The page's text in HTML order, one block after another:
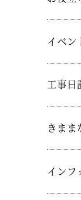
イベン
工事日
きまま
インフ